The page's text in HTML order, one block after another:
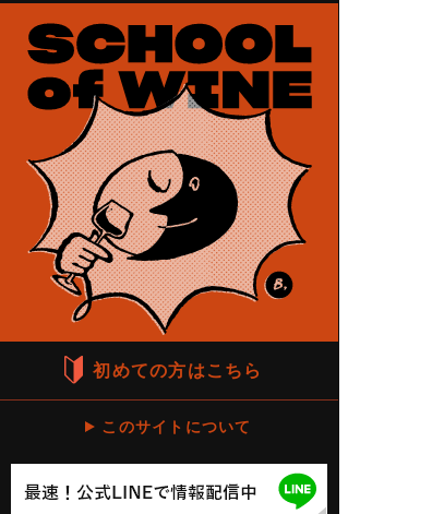
初めての方はこちら
このサイトについて